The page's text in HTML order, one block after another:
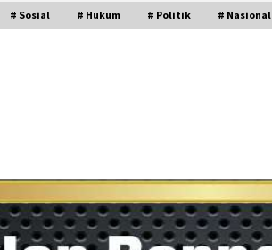
# Sosial # Hukum # Politik # Nasional